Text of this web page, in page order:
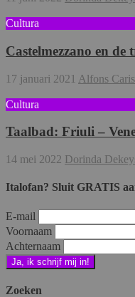
Cultura
Castelmezzano en
17 januari 2021 Alfons Caris
Cultura
Taalbad: Friuli –
14 mei 2022 Dorinda
Italofan? Sluit GRATIS
E-mail
Voornaam
Achternaam
Zoeken